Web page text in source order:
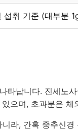
섭취 기준 (대부분
타납니다. 진세노
으며, 초과분은 체
라, 간혹 중추신경